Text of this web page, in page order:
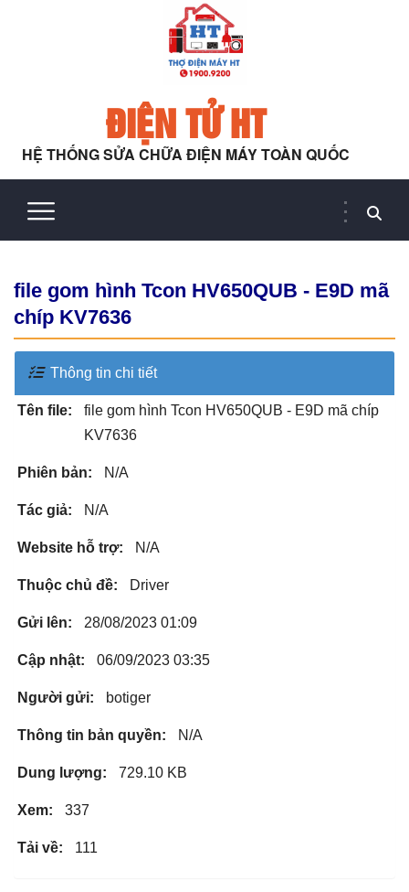
ĐIỆN TỬ HT
HỆ THỐNG SỬA CHỮA ĐIỆN MÁY TOÀN QUỐC
file gom hình Tcon HV650QUB - E9D mã
chíp KV7636
Thông tin chi tiết
Tên file:
file gom hình Tcon HV650QUB - E9D mã chíp
KV7636
Phiên bản: N/A
Tác giả: N/A
Website hỗ trợ: N/A
Thuộc chủ đề: Driver
Gửi lên: 28/08/2023 01:09
Cập nhật: 06/09/2023 03:35
Người gửi: botiger
Thông tin bản quyền: N/A
Dung lượng: 729.10 KB
Xem: 337
Tải về: 111